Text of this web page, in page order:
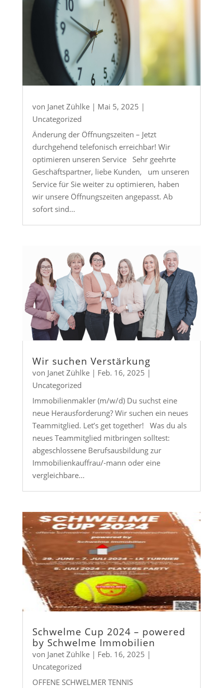
von Janet Zühlke| Mai 5, 2025 |
Uncategorized
Änderung der Öffnungszeiten – Jetzt
durchgehend telefonisch erreichbar! Wir
optimieren unseren Service Sehr geehrte
Geschäftspartner, liebe Kunden, um unseren
Service für Sie weiter zu optimieren, haben
wir unsere Öffnungszeiten angepasst. Ab
sofort sind...
Wir suchen Verstärkung
von Janet Zühlke| Feb. 16, 2025 |
Uncategorized
Immobilienmakler (m/w/d) Du suchst eine
neue Herausforderung? Wir suchen ein neues
Teammitglied. Let’s get together! Was du als
neues Teammitglied mitbringen solltest:
abgeschlossene Berufsausbildung zur
Immobilienkauffrau/-mann oder eine
vergleichbare...
Schwelme Cup 2024 – powered
by Schwelme Immobilien
von Janet Zühlke| Feb. 16, 2025 |
Uncategorized
OFFENE SCHWELMER TENNIS